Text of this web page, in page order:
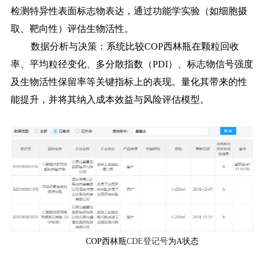
检测特异性表面标志物表达，通过功能学实验（如细胞摄
取、靶向性）评估生物活性。
数据分析与决策：系统比较COP西林瓶在颗粒回收
率、平均粒径变化、多分散指数（PDI）、标志物信号强度
及生物活性保留率等关键指标上的表现。量化其带来的性
能提升，并将其纳入成本效益与风险评估模型。
COP西林瓶CDE登记号为A状态